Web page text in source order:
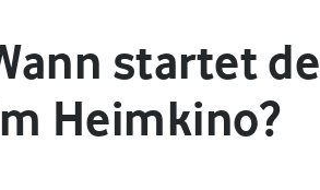
startet
Heimkino?